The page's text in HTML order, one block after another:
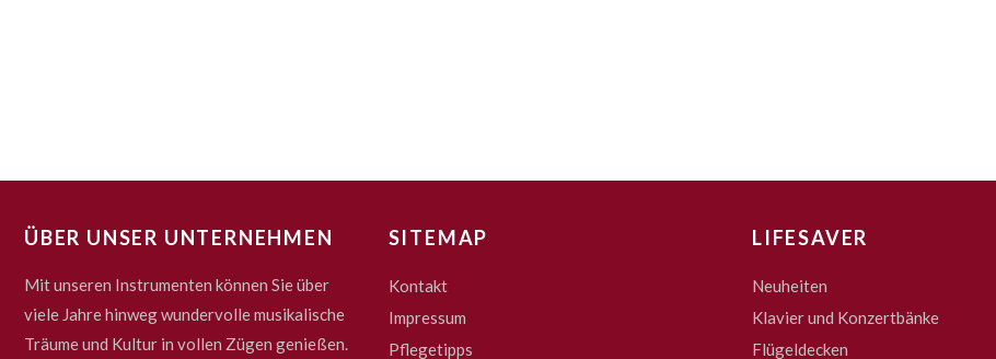
ÜBER UNSER UNTERNEHMEN
Mit unseren Instrumenten können Sie über
viele Jahre hinweg wundervolle musikalische
Träume und Kultur in vollen Zügen genießen.
SITEMAP
Kontakt
Impressum
Pflegetipps
LIFESAVER
Neuheiten
Klavier und Konzertbänke
Flügeldecken